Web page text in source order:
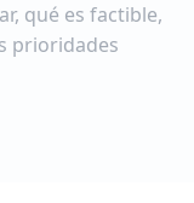
qué es factible,
prioridades